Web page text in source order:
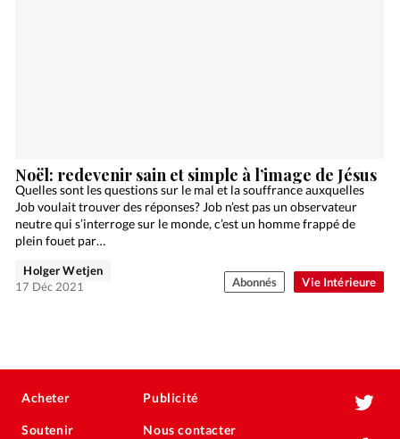
Vie Intérieure
Noël: redevenir sain et simple à l’image de Jésus
Quelles sont les questions sur le mal et la souffrance auxquelles
Job voulait trouver des réponses? Job n’est pas un observateur
neutre qui s’interroge sur le monde, c’est un homme frappé de
plein fouet par…
Holger Wetjen
17 Déc 2021
Abonnés
Acheter
Soutenir
Publicité
Nous contacter